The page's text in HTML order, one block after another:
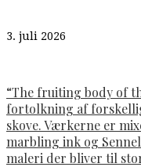
3. juli 2026
“The fruiting body of
fortolkning af
skove. Værkerne er
marbling ink og
maleri der bliver til